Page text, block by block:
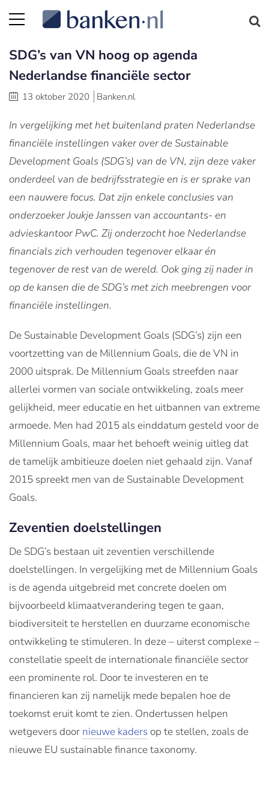
SDG’s van VN hoog op agenda
Nederlandse financiële sector
13 oktober 2020 Banken.nl
In vergelijking met het buitenland praten Nederlandse
financiële instellingen vaker over de Sustainable
Development Goals (SDG’s) van de VN, zijn deze vaker
onderdeel van de bedrijfsstrategie en is er sprake van
een nauwere focus. Dat zijn enkele conclusies van
onderzoeker Joukje Janssen van accountants- en
advieskantoor PwC. Zij onderzocht hoe Nederlandse
financials zich verhouden tegenover elkaar én
tegenover de rest van de wereld. Ook ging zij nader in
op de kansen die de SDG’s met zich meebrengen voor
financiële instellingen.
De Sustainable Development Goals (SDG’s) zijn een
voortzetting van de Millennium Goals, die de VN in
2000 uitsprak. De Millennium Goals streefden naar
allerlei vormen van sociale ontwikkeling, zoals meer
gelijkheid, meer educatie en het uitbannen van extreme
armoede. Men had 2015 als einddatum gesteld voor de
Millennium Goals, maar het behoeft weinig uitleg dat
de tamelijk ambitieuze doelen niet gehaald zijn. Vanaf
2015 spreekt men van de Sustainable Development
Goals.
Zeventien doelstellingen
De SDG’s bestaan uit zeventien verschillende
doelstellingen. In vergelijking met de Millennium Goals
is de agenda uitgebreid met concrete doelen om
bijvoorbeeld klimaatverandering tegen te gaan,
biodiversiteit te herstellen en duurzame economische
ontwikkeling te stimuleren. In deze – uiterst complexe –
constellatie speelt de internationale financiële sector
een prominente rol. Door te investeren en te
financieren kan zij namelijk mede bepalen hoe de
toekomst eruit komt te zien. Ondertussen helpen
wetgevers door nieuwe kaders op te stellen, zoals de
nieuwe EU sustainable finance taxonomy.